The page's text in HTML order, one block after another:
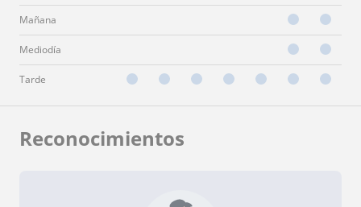
Mañana
Mediodía
Tarde
Reconocimientos